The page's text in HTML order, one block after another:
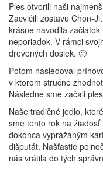
Ples otvorili naši
Zacvičili zostavu Chon-
krásne navodila
neporiadok. V rámci
drevených dosiek. 🙂
Potom nasledoval
v ktorom stručne
Následne sme začali
Naše tradičné jedlo,
sme tento rok na
dokonca vyprážaným
dišputát. Našťastie
nás vrátila do tých